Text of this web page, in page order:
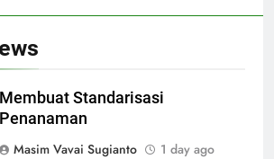
Membuat Standarisasi
Penanaman
Masim Vavai Sugianto
1 day ago